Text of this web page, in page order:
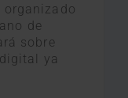
organizado
de
sobre
ya